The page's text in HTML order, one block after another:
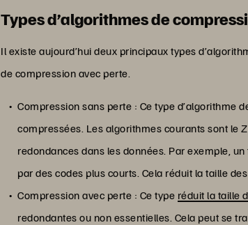
Types d’algorithmes de
Il existe aujourd’hui deux principaux types
de compression avec perte.
Compression sans perte : Ce type d’algorithme
compressées. Les algorithmes courants sont le
redondances dans les données. Par exemple,
par des codes plus courts. Cela réduit la taille
Compression avec perte : Ce type réduit la taille
redondantes ou non essentielles. Cela peut se